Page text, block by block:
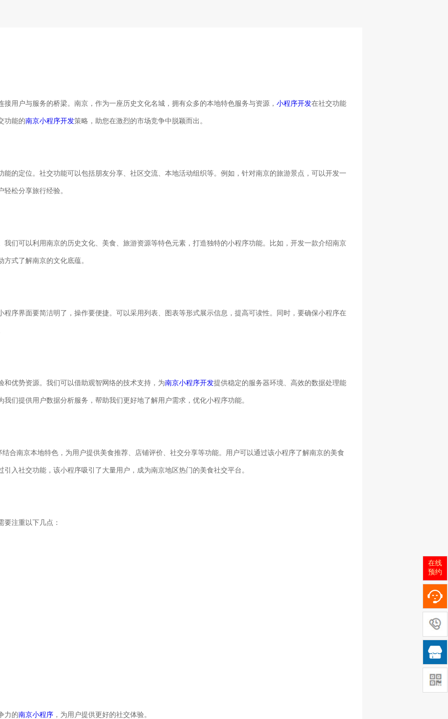
接用户与服务的桥梁。南京，作为一座历史文化名城，拥有众多的本地特色服务与资源， 小程序开发在社交功能
功能的南京小程序开发策略，助您在激烈的市场竞争中脱颖而出。
能的定位。社交功能可以包括朋友分享、社区交流、本地活动组织等。例如，针对南京的旅游景点，可以开发一
松分享旅行经验。
我们可以利用南京的历史文化、美食、旅游资源等特色元素，打造独特的小程序功能。比如，开发一款介绍南京
式了解南京的文化底蕴。
程序界面要简洁明了，操作要便捷。可以采用列表、图表等形式展示信息，提高可读性。同时，要确保小程序在
和优势资源。我们可以借助观智网络的技术支持，为南京小程序开发提供稳定的服务器环境、高效的数据处理能
们提供用户数据分析服务，帮助我们更好地了解用户需求，优化小程序功能。
结合南京本地特色，为用户提供美食推荐、店铺评价、社交分享等功能。用户可以通过该小程序了解南京的美食
入社交功能，该小程序吸引了大量用户，成为南京地区热门的美食社交平台。
要注重以下几点：
力的南京小程序 ，为用户提供更好的社交体验。
在线
预约
